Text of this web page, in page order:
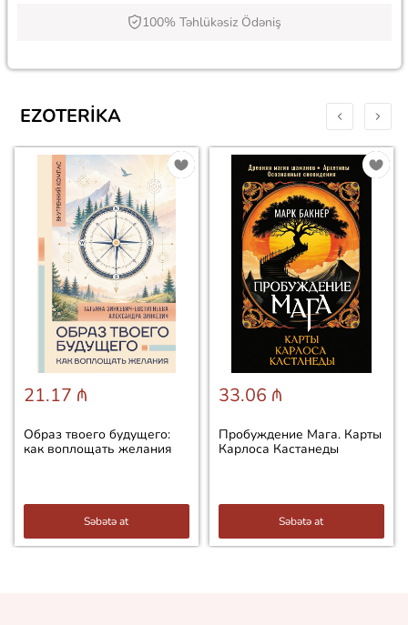
100% Təhlükəsiz Ödəniş
EZOTERIKA
21.17 ₼
Образ твоего будущего:
как воплощать желания
Səbətə at
33.06 ₼
Пробуждение Мага. Карты
Карлоса Кастанеды
Səbətə at